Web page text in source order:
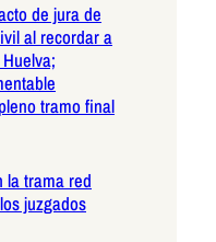
de jura de
al recordar a
tramo final
la trama red
juzgados